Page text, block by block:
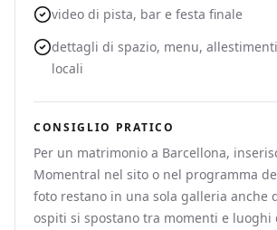
video di pista, bar e festa finale
dettagli di spazio, menu,
locali
CONSIGLIO PRATICO
Per un matrimonio a Barcellona,
Momentral nel sito o nel programma
foto restano in una sola galleria anche
ospiti si spostano tra momenti e luoghi